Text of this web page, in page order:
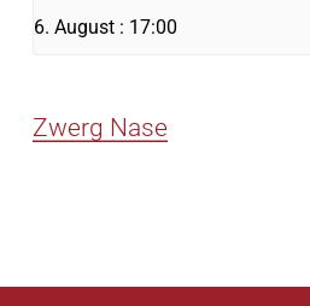
6. August : 17:00
Zwerg Nase